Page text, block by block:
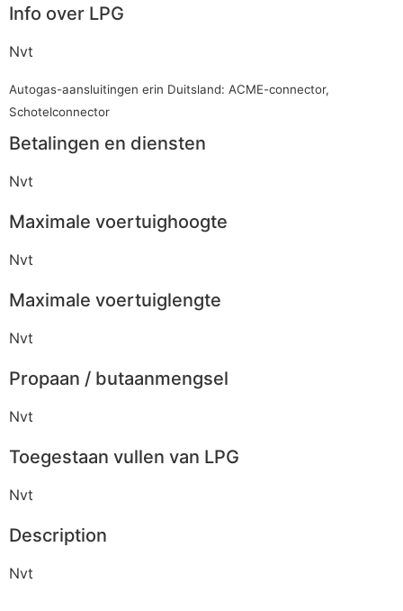
Info over LPG
Nvt
Autogas-aansluitingen erin Duitsland: ACME-connector,
Schotelconnector
Betalingen en diensten
Nvt
Maximale voertuighoogte
Nvt
Maximale voertuiglengte
Nvt
Propaan / butaanmengsel
Nvt
Toegestaan vullen van LPG
Nvt
Description
Nvt